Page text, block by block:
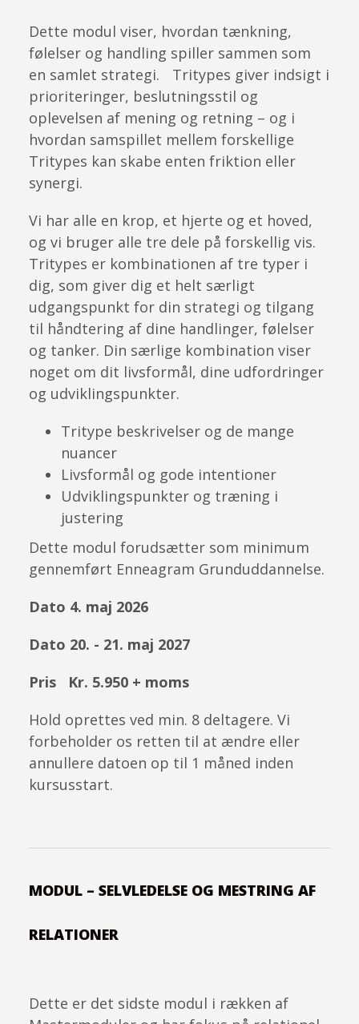
Dette modul viser, hvordan tænkning,
følelser og handling spiller sammen som
en samlet strategi. Tritypes giver indsigt i
prioriteringer, beslutningsstil og
oplevelsen af mening og retning – og i
hvordan samspillet mellem forskellige
Tritypes kan skabe enten friktion eller
synergi.
Vi har alle en krop, et hjerte og et hoved,
og vi bruger alle tre dele på forskellig vis.
Tritypes er kombinationen af tre typer i
dig, som giver dig et helt særligt
udgangspunkt for din strategi og tilgang
til håndtering af dine handlinger, følelser
og tanker. Din særlige kombination viser
noget om dit livsformål, dine udfordringer
og udviklingspunkter.
Tritype beskrivelser og de mange
nuancer
Livsformål og gode intentioner
Udviklingspunkter og træning i
justering
Dette modul forudsætter som minimum
gennemført Enneagram Grunduddannelse.
Dato 4. maj 2026
Dato 20. - 21. maj 2027
Pris Kr. 5.950 + moms
Hold oprettes ved min. 8 deltagere. Vi
forbeholder os retten til at ændre eller
annullere datoen op til 1 måned inden
kursusstart.
MODUL – SELVLEDELSE OG MESTRING AF
RELATIONER
Dette er det sidste modul i rækken af